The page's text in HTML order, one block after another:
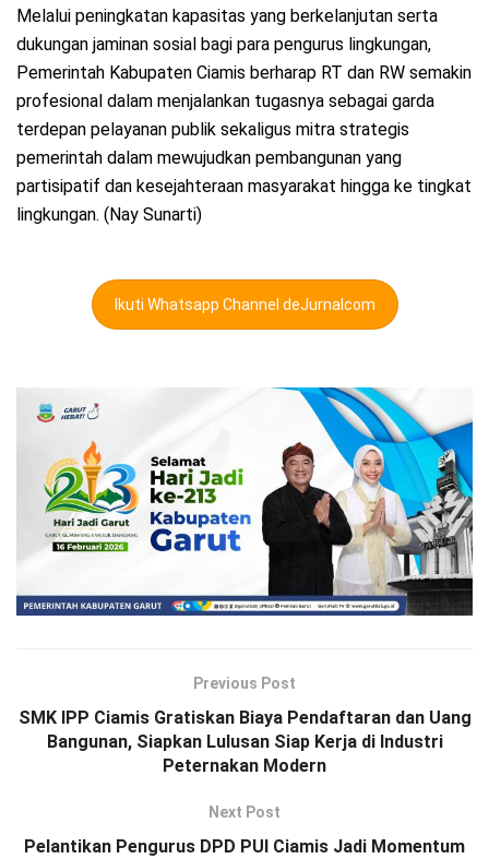
Melalui peningkatan kapasitas yang berkelanjutan serta
dukungan jaminan sosial bagi para pengurus lingkungan,
Pemerintah Kabupaten Ciamis berharap RT dan RW semakin
profesional dalam menjalankan tugasnya sebagai garda
terdepan pelayanan publik sekaligus mitra strategis
pemerintah dalam mewujudkan pembangunan yang
partisipatif dan kesejahteraan masyarakat hingga ke tingkat
lingkungan. (Nay Sunarti)
Ikuti Whatsapp Channel deJurnalcom
Previous Post
SMK IPP Ciamis Gratiskan Biaya Pendaftaran dan Uang
Bangunan, Siapkan Lulusan Siap Kerja di Industri
Peternakan Modern
Next Post
Pelantikan Pengurus DPD PUI Ciamis Jadi Momentum